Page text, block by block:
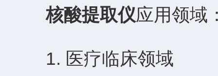
核酸提取仪应用领域
1. 医疗临床领域